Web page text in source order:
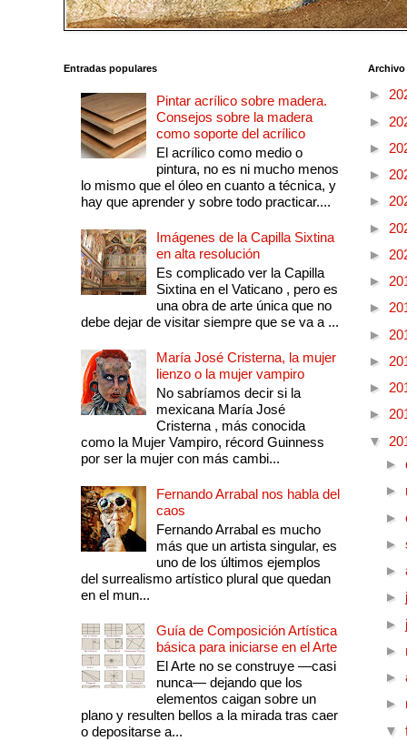
Entradas populares
Pintar acrílico sobre madera.
Consejos sobre la madera
como soporte del acrílico
El acrílico como medio o
pintura, no es ni mucho menos
lo mismo que el óleo en cuanto a técnica, y
hay que aprender y sobre todo practicar....
Imágenes de la Capilla Sixtina
en alta resolución
Es complicado ver la Capilla
Sixtina en el Vaticano , pero es
una obra de arte única que no
debe dejar de visitar siempre que se va a ...
María José Cristerna, la mujer
lienzo o la mujer vampiro
No sabríamos decir si la
mexicana María José
Cristerna , más conocida
como la Mujer Vampiro, récord Guinness
por ser la mujer con más cambi...
Fernando Arrabal nos habla del
caos
Fernando Arrabal es mucho
más que un artista singular, es
uno de los últimos ejemplos
del surrealismo artístico plural que quedan
en el mun...
Guía de Composición Artística
básica para iniciarse en el Arte
El Arte no se construye —casi
nunca— dejando que los
elementos caigan sobre un
plano y resulten bellos a la mirada tras caer
o depositarse a...
►
►
►
►
►
►
►
►
►
►
►
►
►
▼
►
►
►
►
►
►
►
►
►
►
▼